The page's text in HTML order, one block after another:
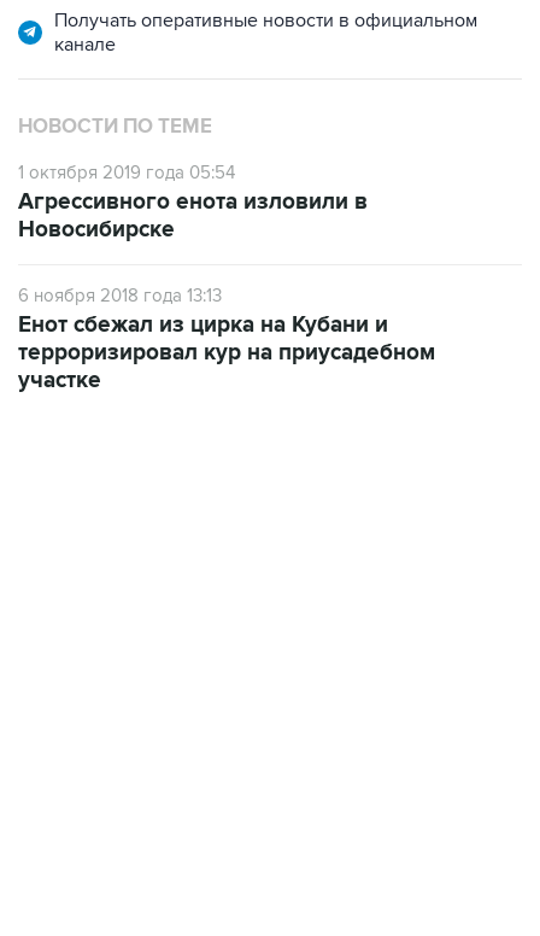
Получать оперативные новости в официальном
канале
НОВОСТИ ПО ТЕМЕ
1 октября 2019 года 05:54
Агрессивного енота изловили в
Новосибирске
6 ноября 2018 года 13:13
Енот сбежал из цирка на Кубани и
терроризировал кур на приусадебном
участке